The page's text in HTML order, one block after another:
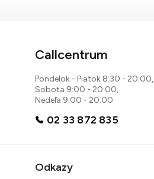
Callcentrum
Pondelok - Piatok 8:30 - 20:00,
Sobota 9:00 - 20:00,
Nedeľa 9:00 - 20:00
02 33 872 835